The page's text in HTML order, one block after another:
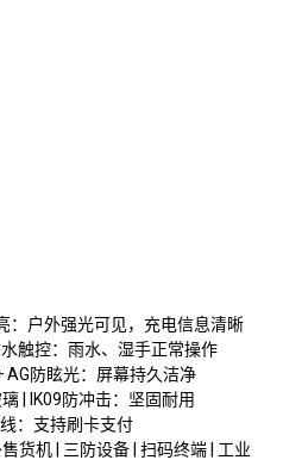
：户外强光可见，充电信息清晰
水触控：雨水、湿手正常操作
AG防眩光：屏幕持久洁净
| IK09防冲击：坚固耐用
：支持刷卡支付
货机 | 三防设备 | 扫码终端 | 工业